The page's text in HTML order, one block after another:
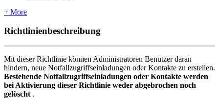
+ More
Richtlinienbeschreibung
Mit dieser Richtlinie können Administratoren Benutzer daran
hindern, neue Notfallzugriffseinladungen oder Kontakte zu erstellen.
Bestehende Notfallzugriffseinladungen oder Kontakte werden
bei Aktivierung dieser Richtlinie weder abgebrochen noch
gelöscht .